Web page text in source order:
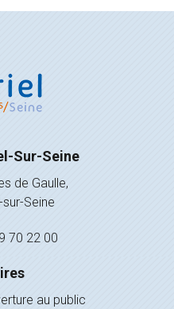
Sur-Seine
de Gaulle,
Seine
70 22 00
au public